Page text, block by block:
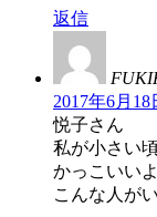
返信
2017年6月18
悦子さん
私が小さい
かっこいい
こんな人が